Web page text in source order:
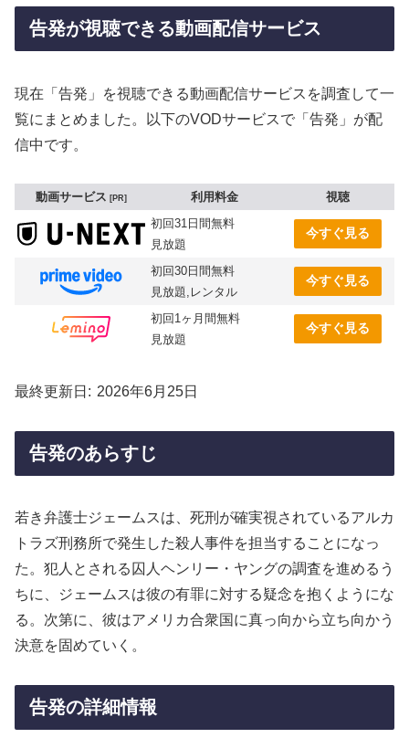
告発が視聴できる動画配信サービス
現在「告発」を視聴できる動画配信サービスを調査して一
覧にまとめました。以下のVODサービスで「告発」が配
信中です。
動画サービス PR 利用料金
視聴
初回31日間無料
見放題
今すぐ見る
初回30日間無料
見放題,レンタル
今すぐ見る
初回1ヶ月間無料
見放題
今すぐ見る
最終更新日 2026年6月25日
告発のあらすじ
若き弁護士ジェームスは、死刑が確実視されているアルカ
トラズ刑務所で発生した殺人事件を担当することになっ
た。犯人とされる囚人ヘンリー・ヤングの調査を進めるう
ちに、ジェームスは彼の有罪に対する疑念を抱くようにな
る。次第に、彼はアメリカ合衆国に真っ向から立ち向かう
決意を固めていく。
告発の詳細情報